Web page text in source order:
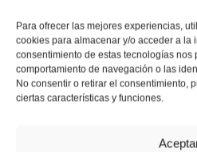
Para ofrecer las mejores experiencias,
cookies para almacenar y/o acceder a la
consentimiento de estas tecnologías nos
comportamiento de navegación o las
No consentir o retirar el consentimiento,
ciertas características y funciones.
consulta)
Intensivos